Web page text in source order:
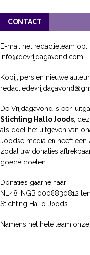
CONTACT
E-mail het redactieteam op:
info@devrijdagavond.com
Kopij, pers en nieuwe
De Vrijdagavond is een
Stichting Hallo Joods,
als doel het uitgeven van
Joodse media en heeft een
zodat uw donaties
goede doelen.
Donaties gaarne naar:
NL48 INGB 0008830812
Stichting Hallo Joods.
Namens het hele team